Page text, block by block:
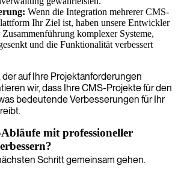
Wenn die Integration mehrerer CMS-
Ihr Ziel ist, haben unsere Entwickler
komplexer Systeme,
und die Funktionalität verbessert
auf Ihre Projektanforderungen
wir, dass Ihre CMS-Projekte für den
bedeutende Verbesserungen für Ihr
mit professioneller
Schritt gemeinsam gehen.